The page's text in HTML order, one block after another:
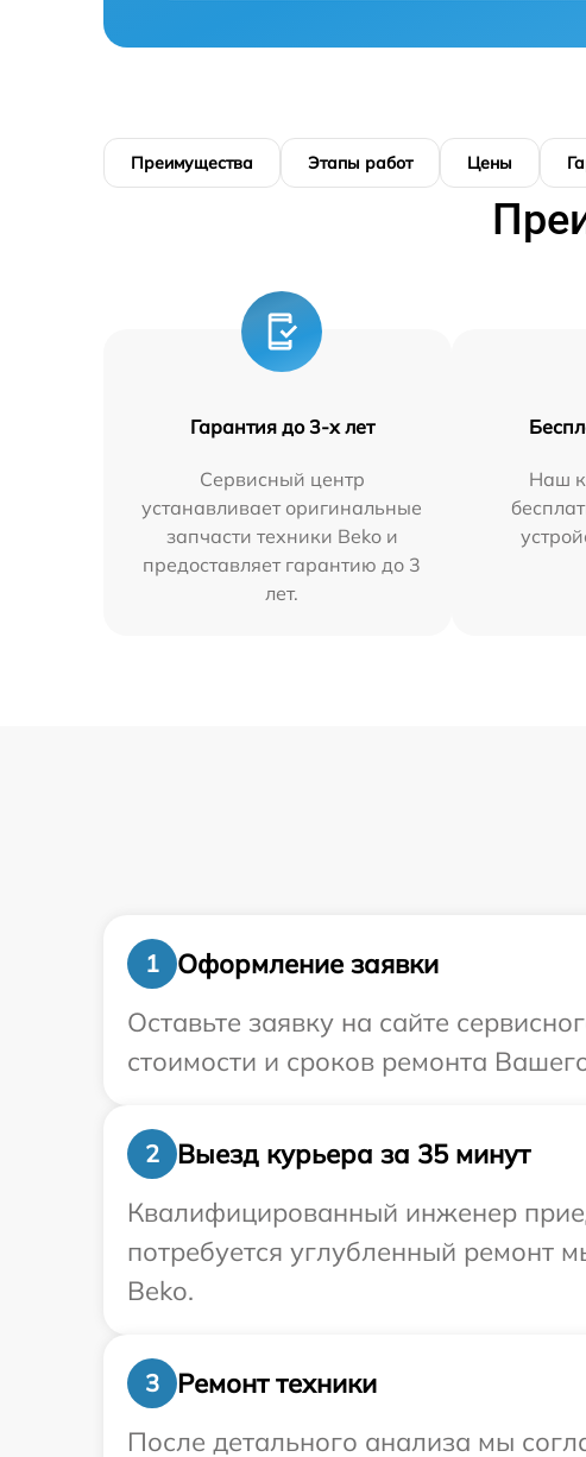
Преимущества Этапы работ Цены
Гарантия до 3-х лет
Сервисный центр
устанавливает оригинальные
запчасти техники Beko и
предоставляет гарантию до 3
лет.
Наш
1
Оформление заявки
Оставьте заявку на сайте
стоимости и сроков ремонта
2
Выезд курьера за 35 минут
Квалифицированный инженер
потребуется углубленный ремонт
Beko.
3
Ремонт техники
После детального анализа мы